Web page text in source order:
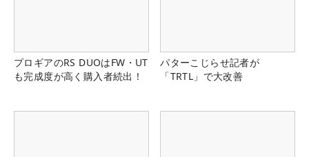
プロギアのRS DUOはFW・UT
も完成度が高く購入者続出！
パターこじらせ記者が
「TRTL」で大改善